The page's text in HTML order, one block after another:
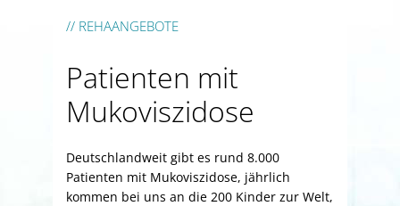
// REHAANGEBOTE
Patienten mit
Mukoviszidose
Deutschlandweit gibt es rund 8.000
Patienten mit Mukoviszidose, jährlich
kommen bei uns an die 200 Kinder zur Welt,